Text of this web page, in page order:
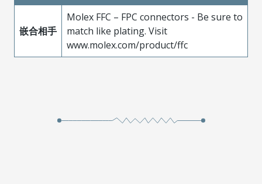
嵌合相手
Molex FFC – FPC connectors - Be sure to
match like plating. Visit
www.molex.com/product/ffc